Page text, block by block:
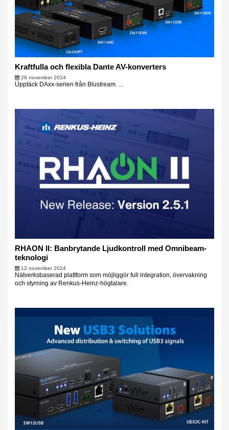
Kraftfulla och flexibla Dante AV-konverters
28 november 2024
Upptäck DAxx-serien från Blustream. ...
RHAON II: Banbrytande Ljudkontroll med Omnibeam-
teknologi
12 november 2024
Nätverksbaserad plattform som möjliggör full integration, övervakning
och styrning av Renkus-Heinz-högtalare.